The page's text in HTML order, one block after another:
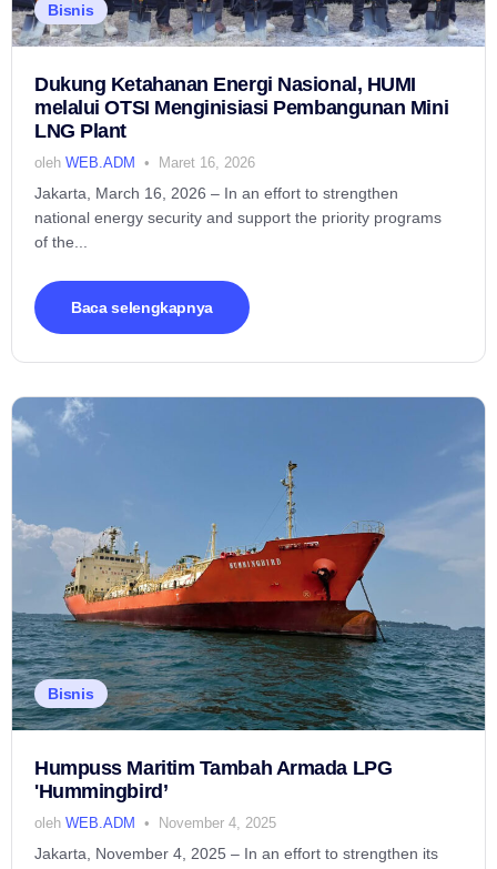
Bisnis
Dukung Ketahanan Energi Nasional, HUMI
melalui OTSI Menginisiasi Pembangunan Mini
LNG Plant
oleh WEB.ADM Maret 16, 2026
Jakarta, March 16, 2026 – In an effort to strengthen
national energy security and support the priority programs
of the...
Baca selengkapnya
Bisnis
Humpuss Maritim Tambah Armada LPG
'Hummingbird’
oleh WEB.ADM November 4, 2025
Jakarta, November 4, 2025 – In an effort to strengthen its